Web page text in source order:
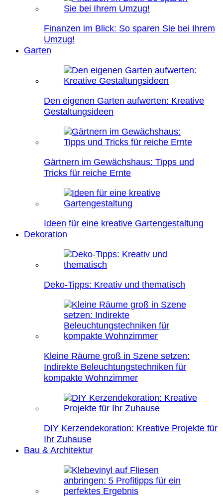
Finanzen im Blick: So sparen Sie bei Ihrem
Umzug!
Garten
Den eigenen Garten aufwerten: Kreative
Gestaltungsideen
Gärtnern im Gewächshaus: Tipps und
Tricks für reiche Ernte
Ideen für eine kreative Gartengestaltung
Dekoration
Deko-Tipps: Kreativ und thematisch
Kleine Räume groß in Szene setzen:
Indirekte Beleuchtungstechniken für
kompakte Wohnzimmer
DIY Kerzendekoration: Kreative Projekte für
Ihr Zuhause
Bau & Architektur